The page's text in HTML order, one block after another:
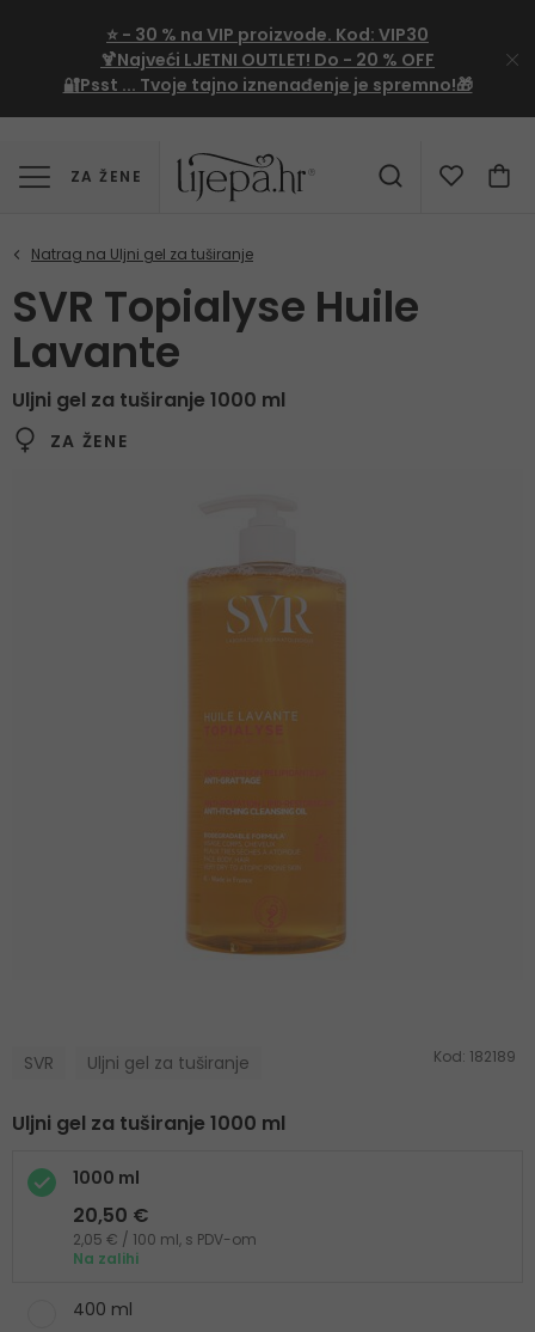
⭐ - 30 % na VIP proizvode. Kod: VIP30
🍹Najveći LJETNI OUTLET! Do - 20 % OFF
🔐Psst ... Tvoje tajno iznenađenje je spremno!🎁
ZA ŽENE
SVR Topialyse Huile
Lavante
Uljni gel za tuširanje 1000 ml
ZA ŽENE
SVR Uljni gel za tuširanje Kod: 182189
Uljni gel za tuširanje 1000 ml
1000 ml
20,50 €
2,05 € / 100 ml, s PDV-om
Na zalihi
400 ml